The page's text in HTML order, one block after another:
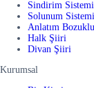
Sindirim Sistemi
Solunum Sistemi
Anlatım
Halk Şiiri
Divan Şiiri
Kurumsal